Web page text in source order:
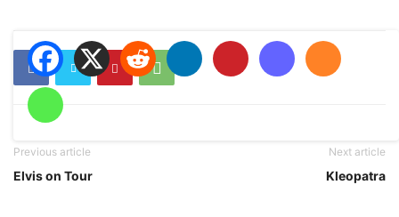
Previous article
Elvis on Tour
Next article
Kleopatra